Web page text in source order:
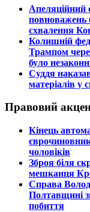
​Апеляційний
повноважень
схвалення
​Колишній
Трампом
було
​Суддя
матеріалів у
Правовий
​Кінець
чоловіків
​Зброя біля
мешканця
​Справа
Полтавщині
побиття